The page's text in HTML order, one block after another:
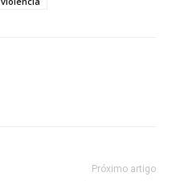
Próximo artigo